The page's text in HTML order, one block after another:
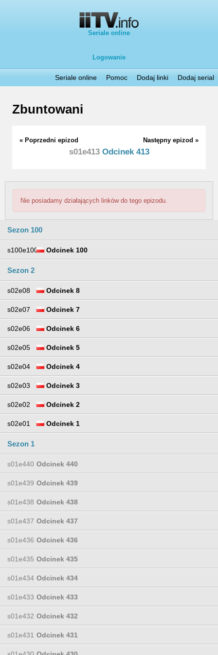
Seriale online
Logowanie
Seriale online Pomoc Dodaj linki Dodaj serial
Zbuntowani
« Poprzedni epizod Następny epizod »
s01e413Odcinek 413
Nie posiadamy działających linków do tego epizodu.
Sezon 100
s100e100 Odcinek 100
Sezon 2
s02e08 Odcinek 8
s02e07 Odcinek 7
s02e06 Odcinek 6
s02e05 Odcinek 5
s02e04 Odcinek 4
s02e03 Odcinek 3
s02e02 Odcinek 2
s02e01 Odcinek 1
Sezon 1
s01e440 Odcinek 440
s01e439 Odcinek 439
s01e438 Odcinek 438
s01e437 Odcinek 437
s01e436 Odcinek 436
s01e435 Odcinek 435
s01e434 Odcinek 434
s01e433 Odcinek 433
s01e432 Odcinek 432
s01e431 Odcinek 431